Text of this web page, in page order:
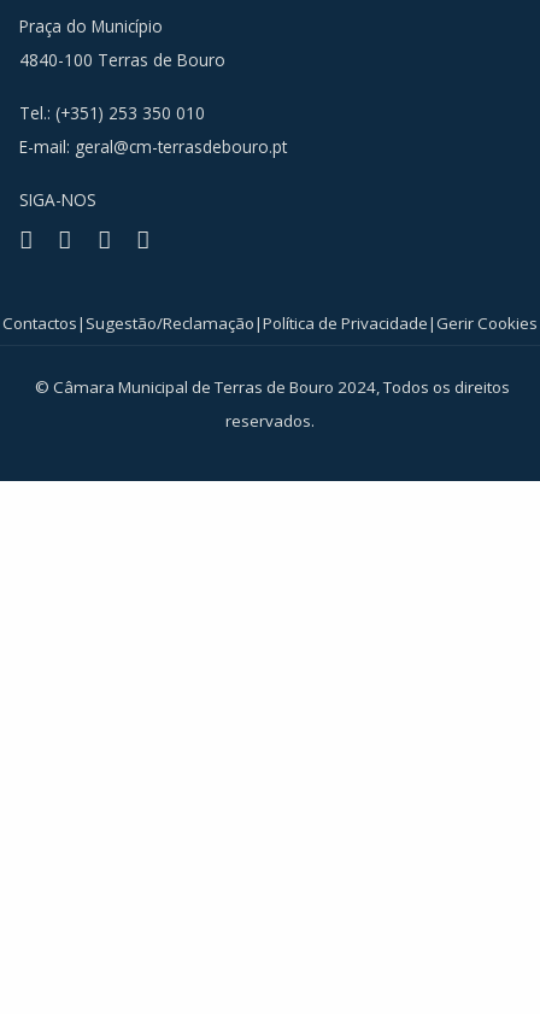
Praça do Município
4840-100 Terras de Bouro
Tel.: (+351) 253 350 010
E-mail: geral@cm-terrasdebouro.pt
SIGA-NOS
Facebook
Youtube
Instagram
© Câmara Municipal de Terras de Bouro 2024, Todos os direitos
reservados.
Contactos| Sugestão/Reclamação|Política de Privacidade|Gerir Cookies